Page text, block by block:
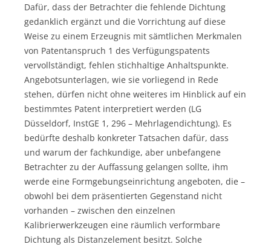
Dafür, dass der Betrachter die fehlende Dichtung
gedanklich ergänzt und die Vorrichtung auf diese
Weise zu einem Erzeugnis mit sämtlichen Merkmalen
von Patentanspruch 1 des Verfügungspatents
vervollständigt, fehlen stichhaltige Anhaltspunkte.
Angebotsunterlagen, wie sie vorliegend in Rede
stehen, dürfen nicht ohne weiteres im Hinblick auf ein
bestimmtes Patent interpretiert werden (LG
Düsseldorf, InstGE 1, 296 – Mehrlagendichtung). Es
bedürfte deshalb konkreter Tatsachen dafür, dass
und warum der fachkundige, aber unbefangene
Betrachter zu der Auffassung gelangen sollte, ihm
werde eine Formgebungseinrichtung angeboten, die –
obwohl bei dem präsentierten Gegenstand nicht
vorhanden – zwischen den einzelnen
Kalibrierwerkzeugen eine räumlich verformbare
Dichtung als Distanzelement besitzt. Solche